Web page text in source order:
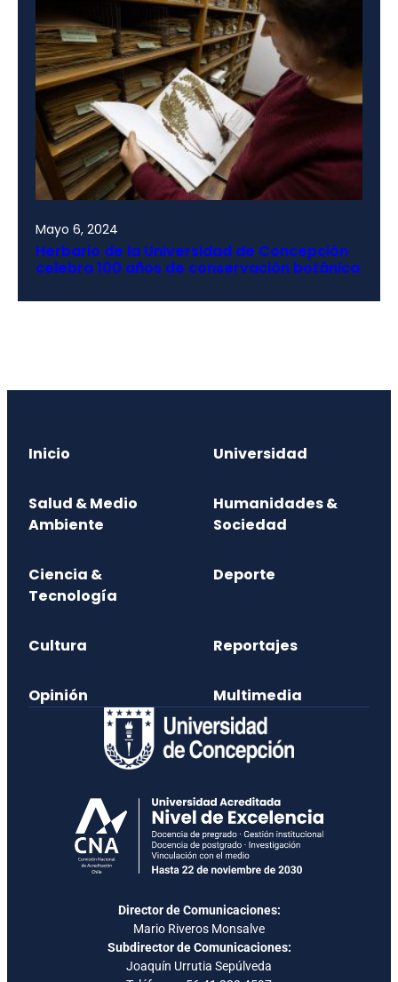
Mayo 6, 2024
Herbario de la Universidad de Concepción
celebra 100 años de conservación botánica
Inicio Universidad
Salud & Medio
Ambiente
Humanidades &
Sociedad
Ciencia &
Tecnología
Deporte
Cultura Reportajes
Opinión Multimedia
Director de Comunicaciones:
Mario Riveros Monsalve
Subdirector de Comunicaciones:
Joaquín Urrutia Sepúlveda